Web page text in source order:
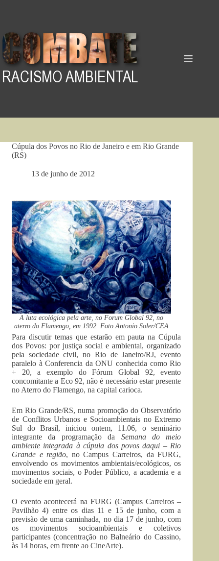
Cúpula dos Povos no Rio de Janeiro e em Rio Grande
(RS)
13 de junho de 2012
A luta ecológica pela arte, no Forum Global 92, no
aterro do Flamengo, em 1992. Foto Antonio Soler/CEA
Para discutir temas que estarão em pauta na Cúpula
dos Povos: por justiça social e ambiental, organizado
pela sociedade civil, no Rio de Janeiro/RJ, evento
paralelo à Conferencia da ONU conhecida como Rio
+ 20, a exemplo do Fórum Global 92, evento
concomitante a Eco 92, não é necessário estar presente
no Aterro do Flamengo, na capital carioca.
Em Rio Grande/RS, numa promoção do Observatório
de Conflitos Urbanos e Socioambientais no Extremo
Sul do Brasil, iniciou ontem, 11.06, o seminário
integrante da programação da Semana do meio
ambiente integrada à cúpula dos povos daqui – Rio
Grande e região, no Campus Carreiros, da FURG,
envolvendo os movimentos ambientais/ecológicos, os
movimentos sociais, o Poder Público, a academia e a
sociedade em geral.
O evento acontecerá na FURG (Campus Carreiros –
Pavilhão 4) entre os dias 11 e 15 de junho, com a
previsão de uma caminhada, no dia 17 de junho, com
os movimentos socioambientais e coletivos
participantes (concentração no Balneário do Cassino,
às 14 horas, em frente ao CineArte).